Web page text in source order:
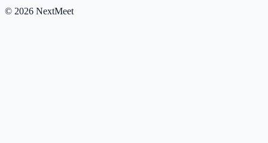
© 2026 NextMeet